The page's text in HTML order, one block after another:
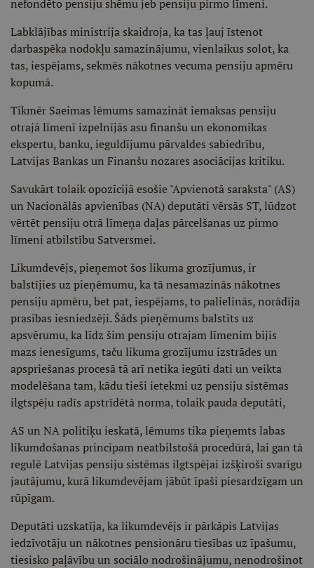
nefondēto pensiju shēmu jeb pensiju pirmo līmeni.
Labklājības ministrija skaidroja, ka tas ļauj īstenot
darbaspēka nodokļu samazinājumu, vienlaikus solot, ka
tas, iespējams, sekmēs nākotnes vecuma pensiju apmēru
kopumā.
Tikmēr Saeimas lēmums samazināt iemaksas pensiju
otrajā līmenī izpelnījās asu finanšu un ekonomikas
ekspertu, banku, ieguldījumu pārvaldes sabiedrību,
Latvijas Bankas un Finanšu nozares asociācijas kritiku.
Savukārt tolaik opozīcijā esošie "Apvienotā saraksta" (AS)
un Nacionālās apvienības (NA) deputāti vērsās ST, lūdzot
vērtēt pensiju otrā līmeņa daļas pārcelšanas uz pirmo
līmeni atbilstību Satversmei.
Likumdevējs, pieņemot šos likuma grozījumus, ir
balstījies uz pieņēmumu, ka tā nesamazinās nākotnes
pensiju apmēru, bet pat, iespējams, to palielinās, norādīja
prasības iesniedzēji. Šāds pieņēmums balstīts uz
apsvērumu, ka līdz šim pensiju otrajam līmenim bijis
mazs ienesīgums, taču likuma grozījumu izstrādes un
apspriešanas procesā tā arī netika iegūti dati un veikta
modelēšana tam, kādu tieši ietekmi uz pensiju sistēmas
ilgtspēju radīs apstrīdētā norma, tolaik pauda deputāti,
AS un NA politiķu ieskatā, lēmums tika pieņemts labas
likumdošanas principam neatbilstošā procedūrā, lai gan tā
regulē Latvijas pensiju sistēmas ilgtspējai izšķiroši svarīgu
jautājumu, kurā likumdevējam jābūt īpaši piesardzīgam un
rūpīgam.
Deputāti uzskatīja, ka likumdevējs ir pārkāpis Latvijas
iedzīvotāju un nākotnes pensionāru tiesības uz īpašumu,
tiesisko paļāvību un sociālo nodrošinājumu, nenodrošinot